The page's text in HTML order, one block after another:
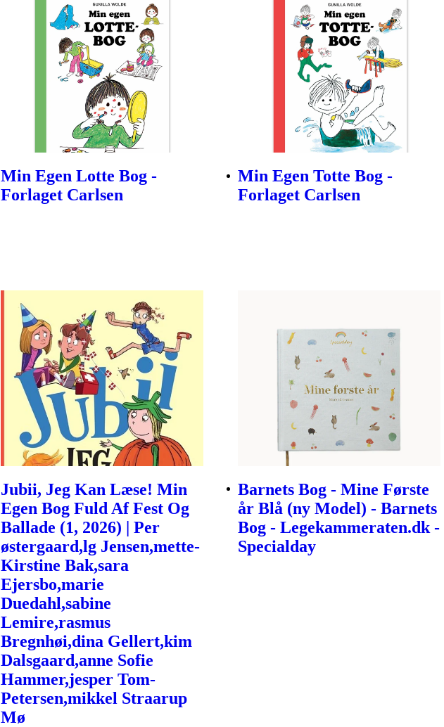
Min Egen Lotte Bog -
Forlaget Carlsen
Min Egen Totte Bog -
Forlaget Carlsen
Jubii, Jeg Kan Læse! Min
Egen Bog Fuld Af Fest Og
Ballade (1, 2026) | Per
østergaard,lg Jensen,mette-
Kirstine Bak,sara
Ejersbo,marie
Duedahl,sabine
Lemire,rasmus
Bregnhøi,dina Gellert,kim
Dalsgaard,anne Sofie
Hammer,jesper Tom-
Petersen,mikkel Straarup
Mø
Barnets Bog - Mine Første
år Blå (ny Model) - Barnets
Bog - Legekammeraten.dk -
Specialday